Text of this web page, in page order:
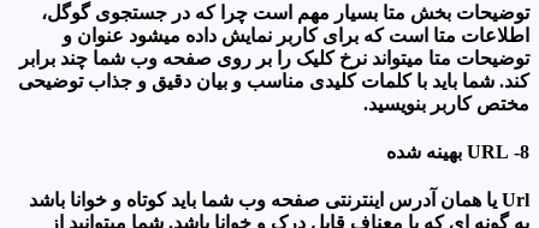
توضیحات بخش متا بسیار مهم است چرا که در جستجوی گوگل،
اطلاعات متا است که برای کاربر نمایش داده میشود عنوان و
توضیحات متا میتواند نرخ کلیک را بر روی صفحه وب شما چند برابر
کند. شما باید با کلمات کلیدی مناسب و بیان دقیق و جذاب توضیحی
مختص کاربر بنویسید.
8- URL بهینه شده
Url یا همان آدرس اینترنتی صفحه وب شما باید کوتاه و خوانا باشد
به گونه ای که با معناف قابل درک و خوانا باشد. شما میتوانید از